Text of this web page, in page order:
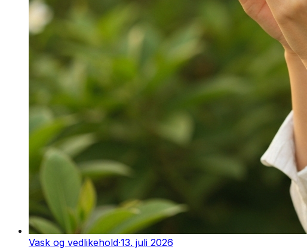
Vask og vedlikehold·13. juli 2026